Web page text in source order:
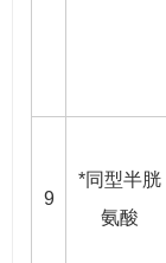
9
*同型半胱
氨酸